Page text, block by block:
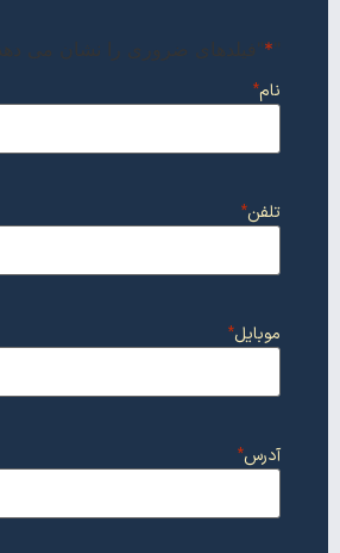
"
*"فیلدهای ضروری را نشان می دهد
نام*
تلفن*
موبایل*
آدرس*